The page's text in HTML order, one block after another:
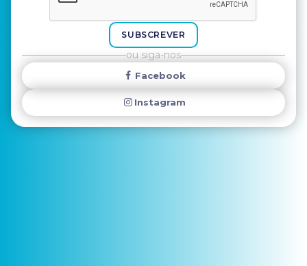
SUBSCREVER
ou siga-nos
Facebook
Instagram